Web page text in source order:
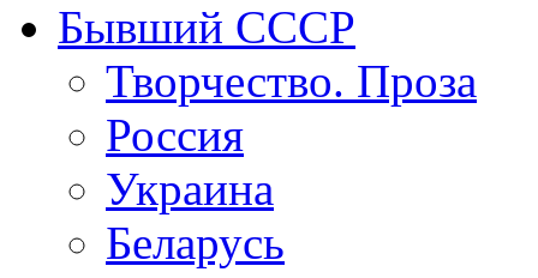
Бывший СССР
Творчество. Проза
Россия
Украина
Беларусь